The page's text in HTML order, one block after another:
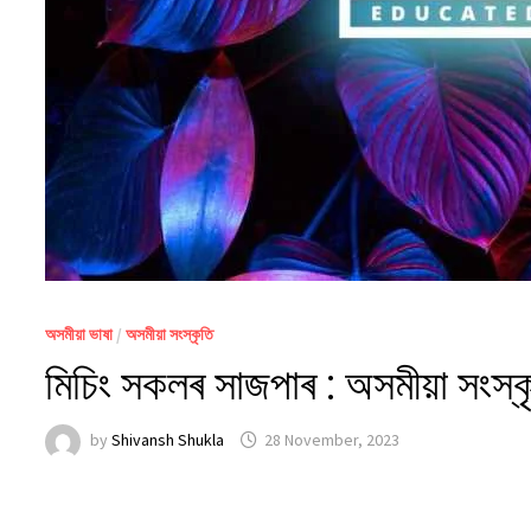
অসমীয়া ভাষা/অসমীয়া সংস্কৃতি
মিচিং সকলৰ সাজপাৰ : অসমীয়া
byShivansh Shukla 28 November, 2023